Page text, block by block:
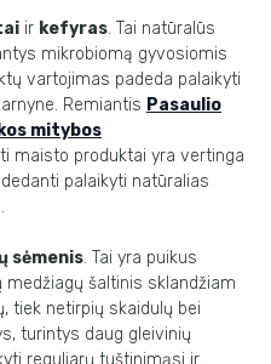
ir kefyras. Tai natūralūs
mikrobiomą gyvosiomis
vartojimas padeda palaikyti
Remiantis Pasaulio
mitybos
maisto produktai yra vertinga
palaikyti natūralias
sėmenis. Tai yra puikus
šaltinis sklandžiam
tiek netirpių skaidulų bei
turintys daug gleivinių